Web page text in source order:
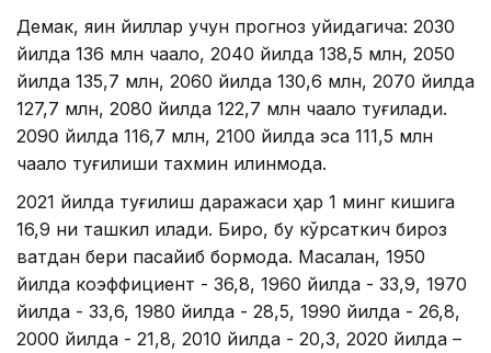
Демак, яқин йиллар учун прогноз қуйидагича: 2030
йилда 136 млн чақалоқ, 2040 йилда 138,5 млн, 2050
йилда 135,7 млн, 2060 йилда 130,6 млн, 2070 йилда
127,7 млн, 2080 йилда 122,7 млн чақалоқ туғилади.
2090 йилда 116,7 млн, 2100 йилда эса 111,5 млн
чақалоқ туғилиши тахмин қилинмоқда.
2021 йилда туғилиш даражаси ҳар 1 минг кишига
16,9 ни ташкил қилади. Бироқ, бу кўрсаткич бироз
вақтдан бери пасайиб бормоқда. Масалан, 1950
йилда коэффициент - 36,8, 1960 йилда - 33,9, 1970
йилда - 33,6, 1980 йилда - 28,5, 1990 йилда - 26,8,
2000 йилда - 21,8, 2010 йилда - 20,3, 2020 йилда –